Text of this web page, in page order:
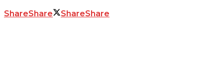
ShareShare ShareShare